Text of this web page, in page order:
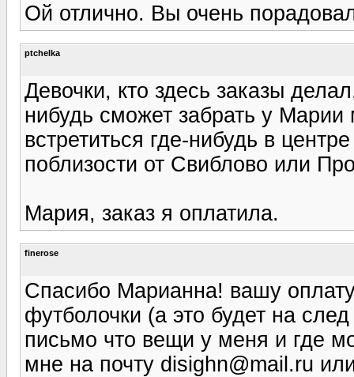
Ой отлично. Вы очень
ptchelka
Девочки, кто здесь заказы
нибудь сможет забрать у
встретиться где-нибудь в
поблизости от Свиблово или
Мария, заказ я оплатила.
finerose
Спасибо Марианна! вашу
футболочки (а это будет на
письмо что вещи у меня и где
мне на почту disighn@mail.ru